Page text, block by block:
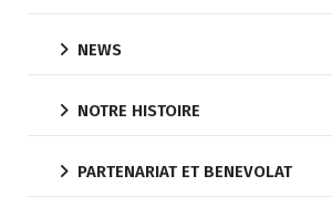
NEWS
NOTRE HISTOIRE
PARTENARIAT ET BENEVOLAT